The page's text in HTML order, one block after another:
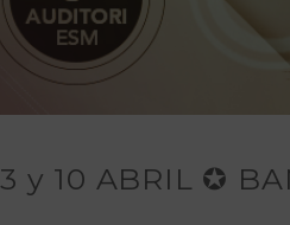
3 y 10 ABRIL ✪